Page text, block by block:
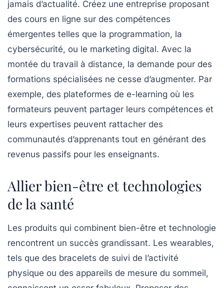
jamais d’actualité. Créez une entreprise proposant
des cours en ligne sur des compétences
émergentes telles que la programmation, la
cybersécurité, ou le marketing digital. Avec la
montée du travail à distance, la demande pour des
formations spécialisées ne cesse d’augmenter. Par
exemple, des plateformes de e-learning où les
formateurs peuvent partager leurs compétences et
leurs expertises peuvent rattacher des
communautés d’apprenants tout en générant des
revenus passifs pour les enseignants.
Allier bien-être et technologies
de la santé
Les produits qui combinent bien-être et technologie
rencontrent un succès grandissant. Les wearables,
tels que des bracelets de suivi de l’activité
physique ou des appareils de mesure du sommeil,